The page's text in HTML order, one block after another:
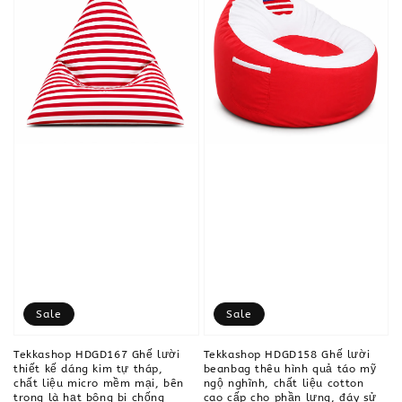
Sale
Tekkashop HDGD167 Ghế lười
thiết kế dáng kim tự tháp,
chất liệu micro mềm mại, bên
trong là hạt bông bi chống
Sale
Tekkashop HDGD158 Ghế lười
beanbag thêu hình quả táo mỹ
ngộ nghĩnh, chất liệu cotton
cao cấp cho phần lưng, đáy sử